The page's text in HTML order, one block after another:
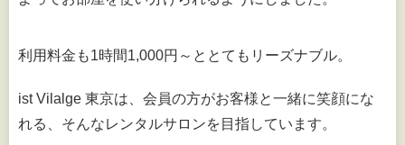
利用料金も1時間1,000円～ととてもリーズナブル。
ist Vilalge 東京は、会員の方がお客様と一緒に笑顔にな
れる、そんなレンタルサロンを目指しています。